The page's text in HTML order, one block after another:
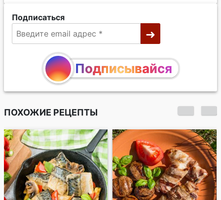
Подписаться
Подписывайся
ПОХОЖИЕ РЕЦЕПТЫ
Треска, запеченная
под томатным
соусом с фетой